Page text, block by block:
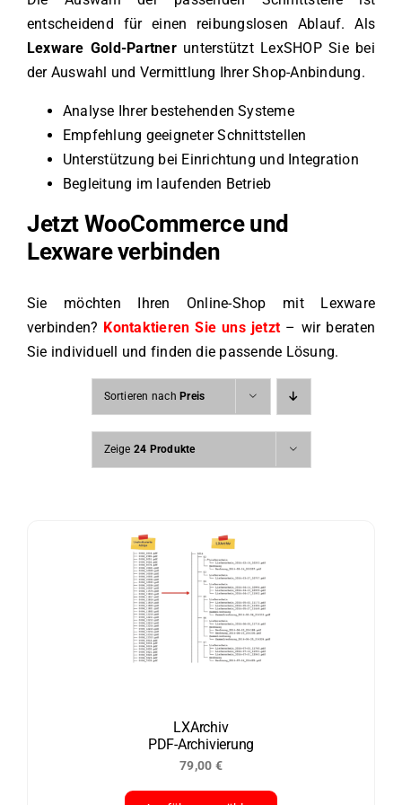
entscheidend für einen reibungslosen Ablauf. Als
Lexware Gold-Partnerunterstützt LexSHOP Sie bei
der Auswahl und Vermittlung Ihrer Shop-Anbindung.
Analyse Ihrer bestehenden Systeme
Empfehlung geeigneter Schnittstellen
Unterstützung bei Einrichtung und Integration
Begleitung im laufenden Betrieb
Jetzt WooCommerce und
Lexware verbinden
Sie möchten Ihren Online-Shop mit Lexware
verbinden? Kontaktieren Sie uns jetzt – wir beraten
Sie individuell und finden die passende Lösung.
Sortieren nach Preis
Zeige 24 Produkte
LXArchiv
PDF-Archivierung
79,00 €